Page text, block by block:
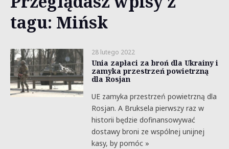
tagu: Mińsk
28 lutego 2022
Unia zapłaci za broń dla Ukrainy i
zamyka przestrzeń powietrzną
dla Rosjan
UE zamyka przestrzeń powietrzną dla
Rosjan. A Bruksela pierwszy raz w
historii będzie dofinansowywać
dostawy broni ze wspólnej unijnej
kasy, by pomóc »